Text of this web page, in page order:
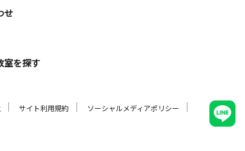
せ
室を探す
サイト利用規約
ソーシャルメディアポリシー